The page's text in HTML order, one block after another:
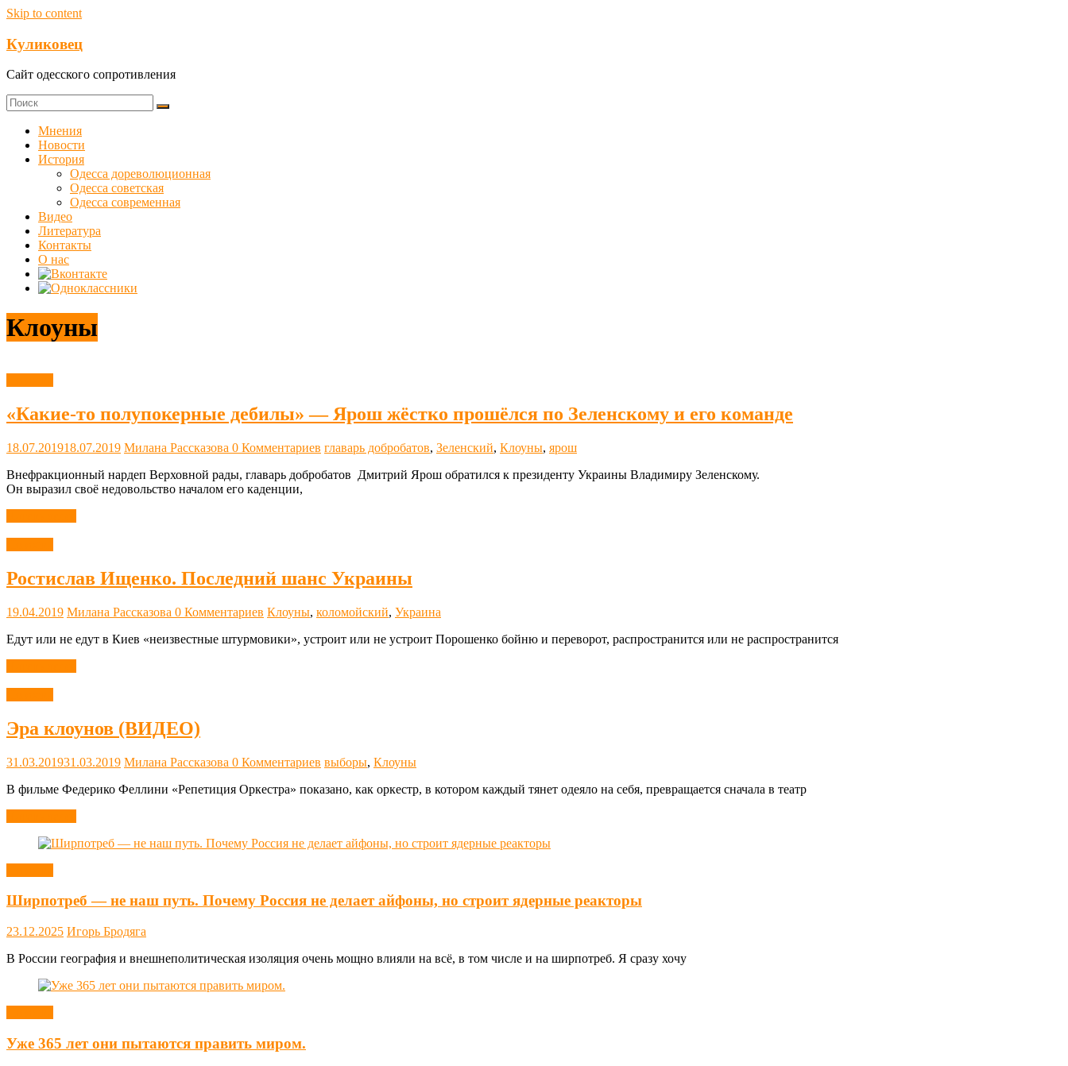
Skip to content
Куликовец
Сайт одесского сопротивления
Мнения
Новости
История
Одесса дореволюционная
Одесса советская
Одесса современная
Видео
Литература
Контакты
О нас
Клоуны
«Какие-то полупокерные дебилы» — Ярош жёстко прошёлся по Зеленскому и его команде
18.07.201918.07.2019 Милана Рассказова 0 Комментариев главарь добробатов, Зеленский, Клоуны, ярош
Внефракционный нардеп Верховной рады, главарь добробатов Дмитрий Ярош обратился к президенту Украины Владимиру Зеленскому.
Он выразил своё недовольство началом его каденции,
Ростислав Ищенко. Последний шанс Украины
19.04.2019 Милана Рассказова 0 Комментариев Клоуны, коломойский, Украина
Едут или не едут в Киев «неизвестные штурмовики», устроит или не устроит Порошенко бойню и переворот, распространится или не распространится
Эра клоунов (ВИДЕО)
31.03.201931.03.2019 Милана Рассказова 0 Комментариев выборы, Клоуны
В фильме Федерико Феллини «Репетиция Оркестра» показано, как оркестр, в котором каждый тянет одеяло на себя, превращается сначала в театр
Ширпотреб — не наш путь. Почему Россия не делает айфоны, но строит ядерные реакторы
23.12.2025 Игорь Бродяга
В России география и внешнеполитическая изоляция очень мощно влияли на всё, в том числе и на ширпотреб. Я сразу хочу
Уже 365 лет они пытаются править миром.